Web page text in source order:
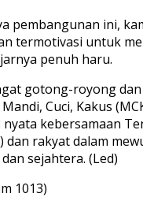
pembangunan ini,
termotivasi untuk
penuh haru.
gotong-royong
Cuci, Kakus
nyata kebersamaan
dan rakyat dalam
sejahtera. (Led)
1013)